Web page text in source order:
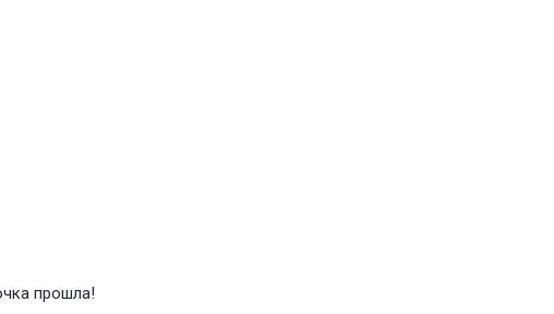
прошла!